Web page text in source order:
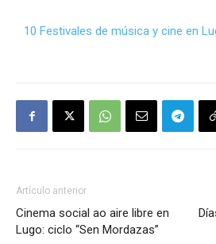
10 Festivales de música y cine en
Artículo anterior
Cinema social ao aire libre en
Lugo: ciclo “Sen Mordazas”